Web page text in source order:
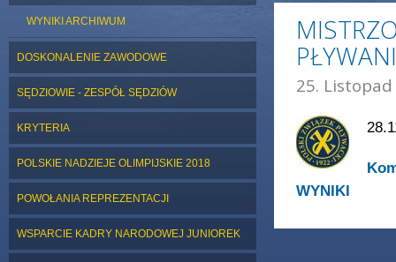
WYNIKI ARCHIWUM
DOSKONALENIE ZAWODOWE
SĘDZIOWIE - ZESPÓŁ SĘDZIÓW
KRYTERIA
POLSKIE NADZIEJE OLIMPIJSKIE 2018
POWOŁANIA REPREZENTACJI
WSPARCIE KADRY NARODOWEJ JUNIOREK
25.
WYNIKI